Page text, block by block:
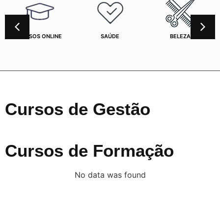
CURSOS ONLINE SAÚDE BELEZA
Cursos de Gestão
Cursos de Formação
No data was found